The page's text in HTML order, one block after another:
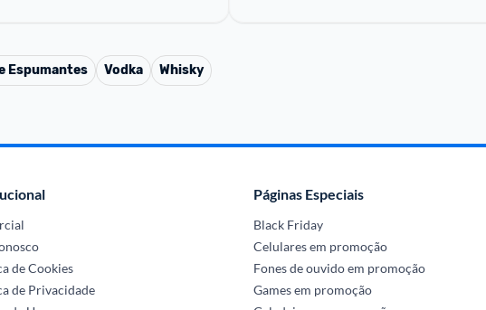
Espumantes Vodka Whisky
de Cookies
de Privacidade
Páginas Especiais
Black Friday
Celulares em promoção
Fones de ouvido em promoção
Games em promoção